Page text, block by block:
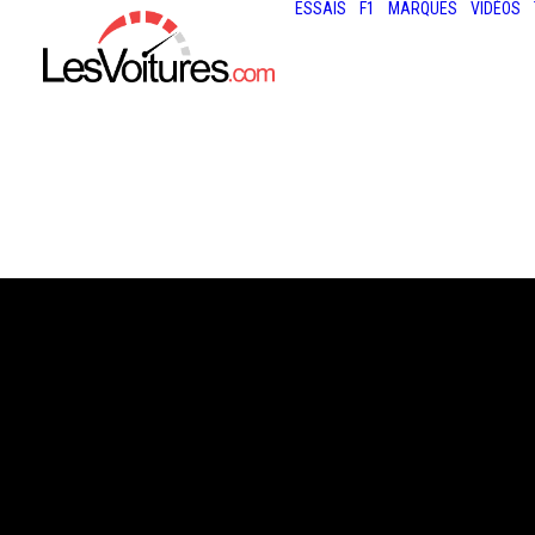
ESSAIS F1 MARQUES VIDÉOS